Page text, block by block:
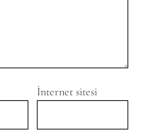
İnternet sitesi